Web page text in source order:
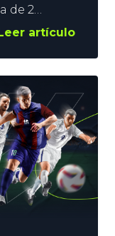
de 2
al Getafe
Rayo para
YoSports
y
Leer artículo